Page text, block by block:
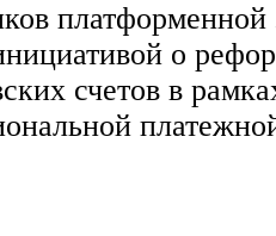
о
счетов в